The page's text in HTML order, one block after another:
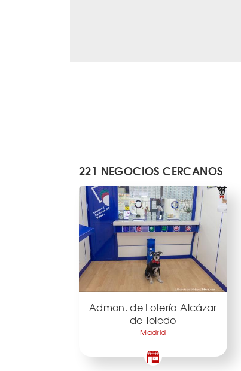
221 NEGOCIOS CERCANOS
Admon. de Lotería Alcázar
de Toledo
Madrid